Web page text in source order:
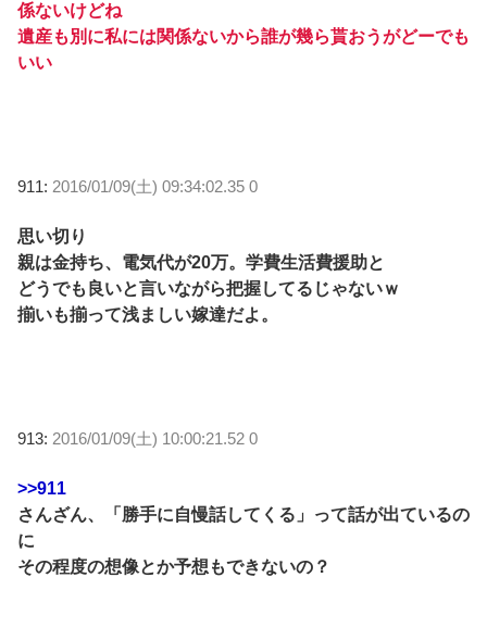
係ないけどね
遺産も別に私には関係ないから誰が幾ら貰おうがどーでも
いい
911: 2016/01/09(土) 09:34:02.35 0
思い切り
親は金持ち、電気代が20万。学費生活費援助と
どうでも良いと言いながら把握してるじゃないｗ
揃いも揃って浅ましい嫁達だよ。
913: 2016/01/09(土) 10:00:21.52 0
>>911
さんざん、「勝手に自慢話してくる」って話が出ているの
に
その程度の想像とか予想もできないの？